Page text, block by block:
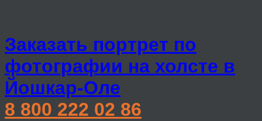
Заказать портрет по
фотографии на холсте в
Йошкар-Оле
8 800 222 02 86